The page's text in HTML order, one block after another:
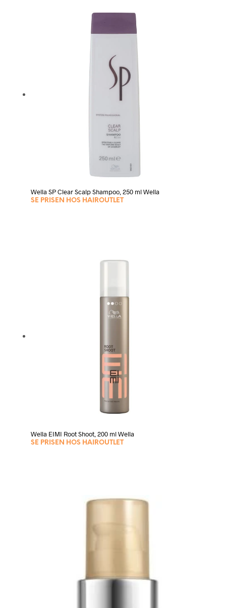
Wella SP Clear Scalp Shampoo, 250 ml Wella
SE PRISEN HOS HAIROUTLET
Wella EIMI Root Shoot, 200 ml Wella
SE PRISEN HOS HAIROUTLET